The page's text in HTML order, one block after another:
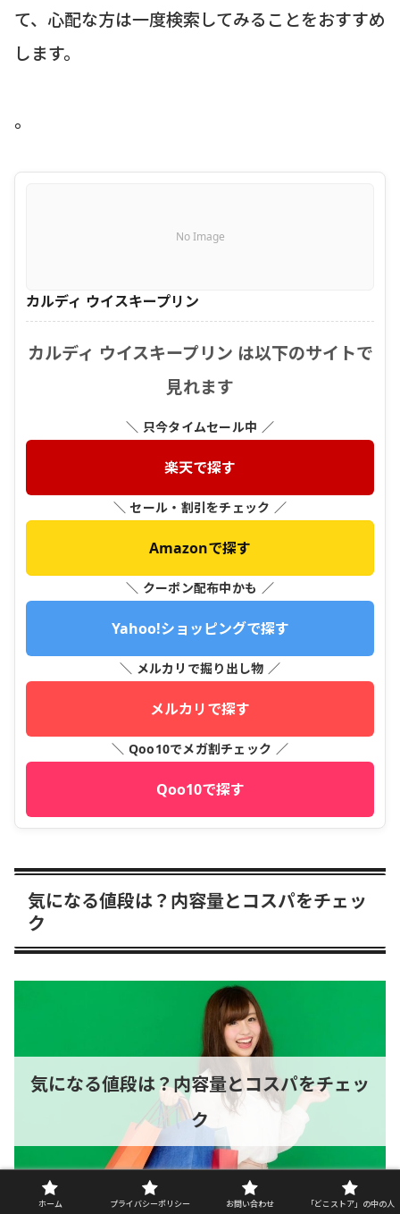
て、心配な方は一度検索してみることをおすすめ
します。
。
No Image
カルディ ウイスキープリン
カルディ ウイスキープリン は以下のサイトで
見れます
＼ 只今タイムセール中 ／
楽天で探す
＼ セール・割引をチェック ／
Amazonで探す
＼ クーポン配布中かも ／
Yahoo!ショッピングで探す
＼ メルカリで掘り出し物 ／
メルカリで探す
＼ Qoo10でメガ割チェック ／
Qoo10で探す
気になる値段は？内容量とコスパをチェッ
ク
doko-store.com
気になる値段は？内容量とコスパをチェッ
ク
ホーム プライバシーポリシー お問い合わせ 「どこストア」の中の人